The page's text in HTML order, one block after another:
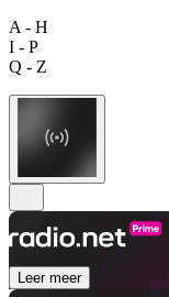
A - H
I - P
Q - Z
Leer meer